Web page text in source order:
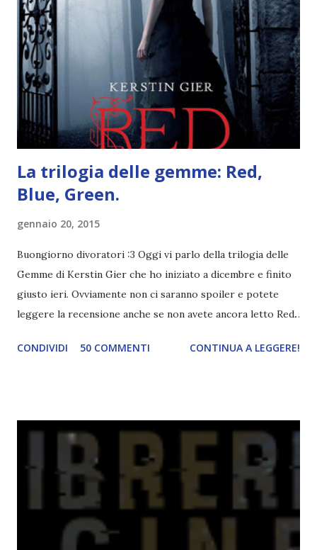
Pubblicazione: 10 Gennaio 2023 Traduttore: Laura Lancini
Trama: “Si chiama Michael Crist. È il fratello maggiore del
mio ragazzo ed è come quei film dell'orrore che guardi
coprendoti gli occhi. È bellissimo, forte, e assolutamente
terrificante. Non mi vede neppure. Ma io l'ho notato. L'ho
visto, l'ho sentito. Le cose che ha fatto, i misfatti ch...
La trilogia delle gemme: Red,
Blue, Green.
gennaio 20, 2015
Buongiorno divoratori :3 Oggi vi parlo della trilogia delle
Gemme di Kerstin Gier che ho iniziato a dicembre e finito
giusto ieri. Ovviamente non ci saranno spoiler e potete
leggere la recensione anche se non avete ancora letto Red.
Green sono state delle letture molto piacevoli ma non
potete capire le mie aspettative! Innanzitutto, se la Gier o
probabilmente lo avrei apprezzato molto di più. Red è
molto introduttivo, nel senso che in trecento pagine non
succede un bel niente. E non ha nemmeno un finale ._.
finisce esattamente nel bel mezzo della storia (anzi, quale
CONDIVIDI 50 COMMENTI CONTINUA A LEGGERE!